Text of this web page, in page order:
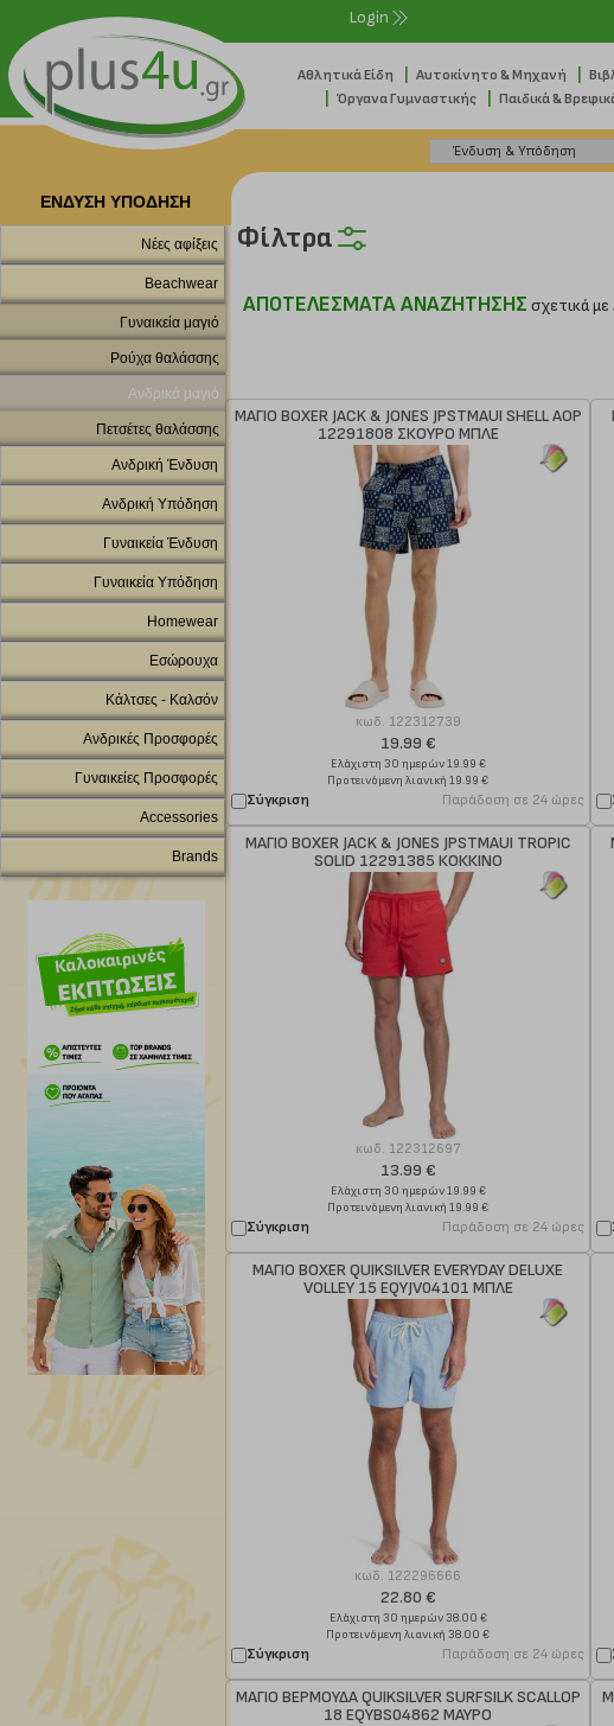
Login
Αθλητικά Είδη Αυτοκίνητο & Μηχανή
Όργανα Γυμναστικής Παιδικά &
ΕΝΔΥΣΗ ΥΠΟΔΗΣΗ
Νέες αφίξεις
Beachwear
Γυναικεία μαγιό
Ρούχα θαλάσσης
Ανδρικά μαγιό
Πετσέτες θαλάσσης
Ανδρική Ένδυση
Ανδρική Υπόδηση
Γυναικεία Ένδυση
Γυναικεία Υπόδηση
Homewear
Εσώρουχα
Κάλτσες - Καλσόν
Ανδρικές Προσφορές
Γυναικείες Προσφορές
Accessories
Brands
Φίλτρα
ΑΠΟΤΕΛΕΣΜΑΤΑ ΑΝΑΖΗΤΗΣΗΣ σχετικά με
ΜΑΓΙΟ BOXER JACK & JONES JPSTMAUI SHELL AOP
12291808 ΣΚΟΥΡΟ ΜΠΛΕ
κωδ. 122312739
19.99 €
Ελάχιστη 30 ημερών 19.99 €
Προτεινόμενη λιανική 19.99 €
Σύγκριση Παράδοση σε 24 ώρες
ΜΑΓΙΟ BOXER JACK & JONES JPSTMAUI TROPIC
SOLID 12291385 ΚΟΚΚΙΝΟ
κωδ. 122312697
13.99 €
Ελάχιστη 30 ημερών 19.99 €
Προτεινόμενη λιανική 19.99 €
Σύγκριση Παράδοση σε 24 ώρες
ΜΑΓΙΟ BOXER QUIKSILVER EVERYDAY DELUXE
VOLLEY 15 EQYJV04101 ΜΠΛΕ
κωδ. 122296666
22.80 €
Ελάχιστη 30 ημερών 38.00 €
Προτεινόμενη λιανική 38.00 €
Σύγκριση Παράδοση σε 24 ώρες
ΜΑΓΙΟ ΒΕΡΜΟΥΔΑ QUIKSILVER SURFSILK SCALLOP
18 EQYBS04862 ΜΑΥΡΟ